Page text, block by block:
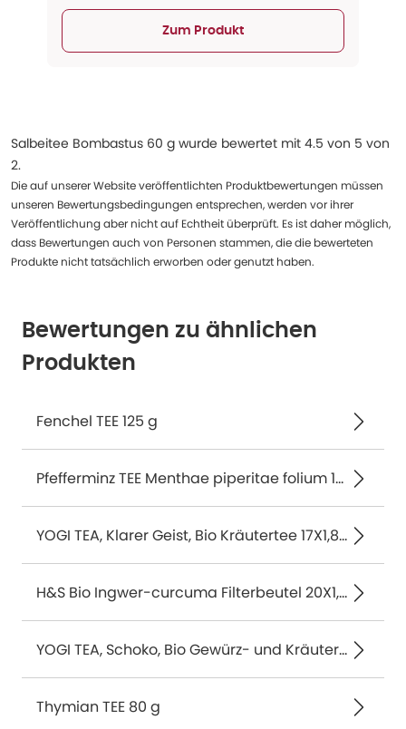
Zum Produkt
Salbeitee Bombastus 60 g wurde bewertet mit 4.5 von 5 von
2.
Die auf unserer Website veröffentlichten Produktbewertungen müssen
unseren Bewertungsbedingungen entsprechen, werden vor ihrer
Veröffentlichung aber nicht auf Echtheit überprüft. Es ist daher möglich,
dass Bewertungen auch von Personen stammen, die die bewerteten
Produkte nicht tatsächlich erworben oder genutzt haben.
Bewertungen zu ähnlichen
Produkten
Fenchel TEE 125 g
Pfefferminz TEE Menthae piperitae folium 15 St
YOGI TEA, Klarer Geist, Bio Kräutertee 17X1,8 g
H&S Bio Ingwer-curcuma Filterbeutel 20X1,25 g
YOGI TEA, Schoko, Bio Gewürz- und Kräutertee 17X2,0 g
Thymian TEE 80 g